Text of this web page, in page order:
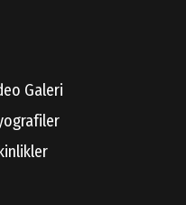
Galeri